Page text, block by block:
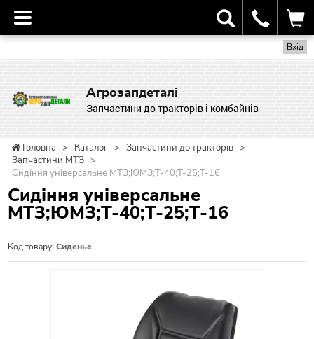
Вхід
Агрозапдеталі
Запчастини до тракторів і комбайнів
Головна > Каталог > Запчастини до тракторів >
Запчастини МТЗ >
Сидіння універсальне МТЗ;ЮМЗ;Т-40;Т-25;Т-16
Сидіння універсальне
МТЗ;ЮМЗ;Т-40;Т-25;Т-16
Код товару: Сиденье